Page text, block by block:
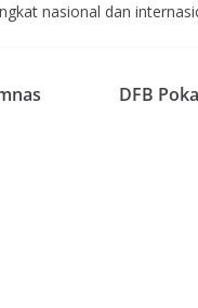
nasional dan
DFB